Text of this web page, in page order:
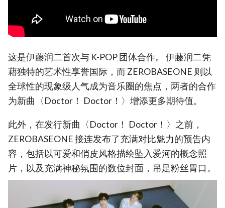
这是伊藤润二首次与 K-POP 团体合作。 伊藤润二凭
藉独特的艺术性享誉国际，而 ZEROBASEONE 则以
全球性的现象级人气成为音乐圈的焦点，两者的合作
为新曲〈Doctor！ Doctor！〉增添更多期待值。
此外，在发行新曲〈Doctor！ Doctor！〉之前，
ZEROBASEONE 接连发布了充满对比魅力的预告内
容，包括以可爱和俏皮风格描绘坠入爱河的概念照
片，以及充满神秘氛围的数位封面，吊足粉丝胃口。